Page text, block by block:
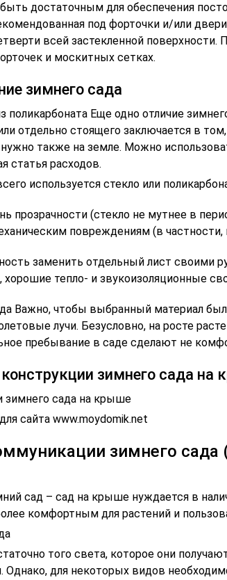
достаточным для обеспечения
под форточки и/или
всей застекленной поверхности.
и москитных сетках.
зимнего сада
Еще одно отличие
отдельно стоящего заключается в
также на земле. Можно
статья расходов.
используется стекло или
прозрачности (стекло не мутнее в
повреждениям (в частности,
заменить отдельный лист своими
хорошие тепло- и звукоизоляционные
Важно, чтобы выбранный материал
лучи. Безусловно, на росте
пребывание в саде сделают не
зимнего сада на
зимнего сада на крыше
сайта www.moydomik.net
зимнего сада
сад – сад на крыше нуждается в
комфортным для растений и
того света, которое они
Однако, для некоторых видов